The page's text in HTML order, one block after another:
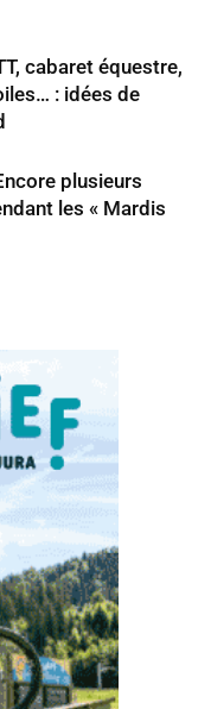
cabaret équestre,
: idées de
plusieurs
les « Mardis